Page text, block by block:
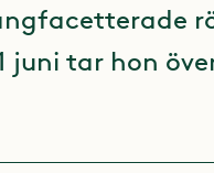
tar hon